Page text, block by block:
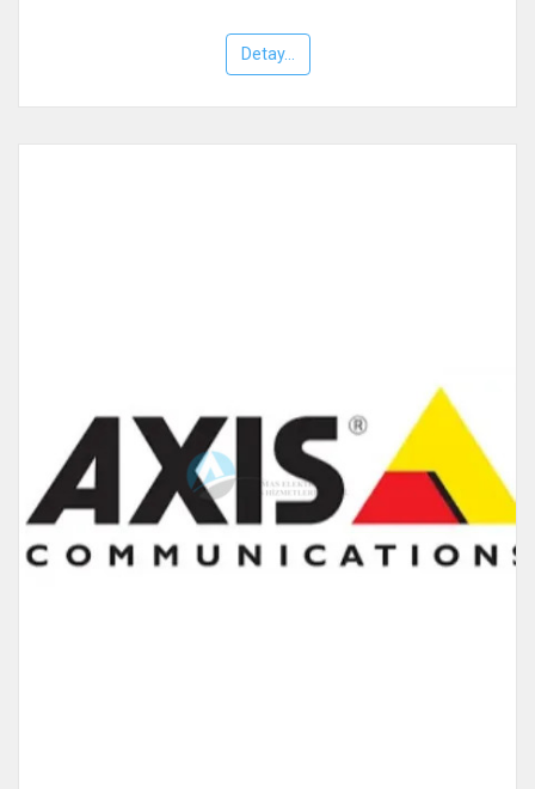
Detay...